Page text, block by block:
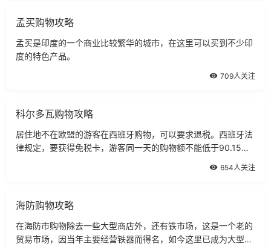
孟买购物攻略
孟买是印度的一个商业比较繁华的城市，在这里可以买到不少印
度的特色产品。
709人关注
科尔多瓦购物攻略
居住地不在欧盟的游客在西班牙购物，可以要求退税。西班牙法
律规定，要获得免税卡，游客同一天的购物额不能低于90.15欧
654人关注
海防购物攻略
在海防市购物除去一些大型商店外，还有铁市场，这是一个老的
贸易市场，因当年主要经营铁器而得名，如今这里已成为大型综